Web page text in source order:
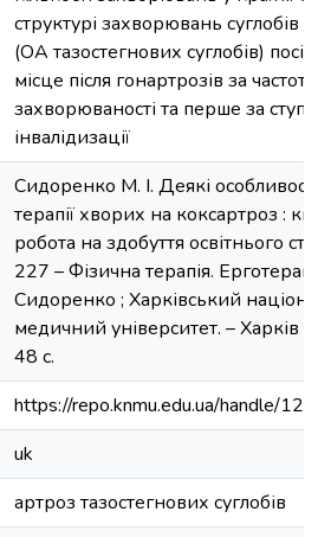
структурі захворювань суглобів
(ОА тазостегнових суглобів)
місце після гонартрозів за
захворюваності та перше за
інвалідизації
Сидоренко М. І. Деякі
терапії хворих на коксартроз :
робота на здобуття освітнього
227 – Фізична терапія.
Сидоренко ; Харківський
медичний університет. – Харків
48 с.
https://repo.knmu.edu.ua/handle/
uk
артроз тазостегнових суглобів